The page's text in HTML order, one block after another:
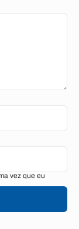
vez que eu